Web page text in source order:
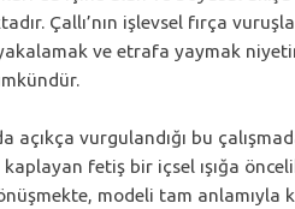
Çallı’nın işlevsel fırça
ve etrafa yaymak
açıkça vurgulandığı bu
fetiş bir içsel ışığa
modeli tam anlamıyla